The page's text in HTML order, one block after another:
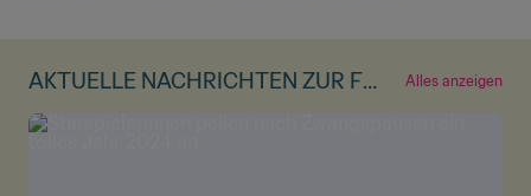
AKTUELLE NACHRICHTEN ZUR FR
AUEN-WM
Alles anzeigen